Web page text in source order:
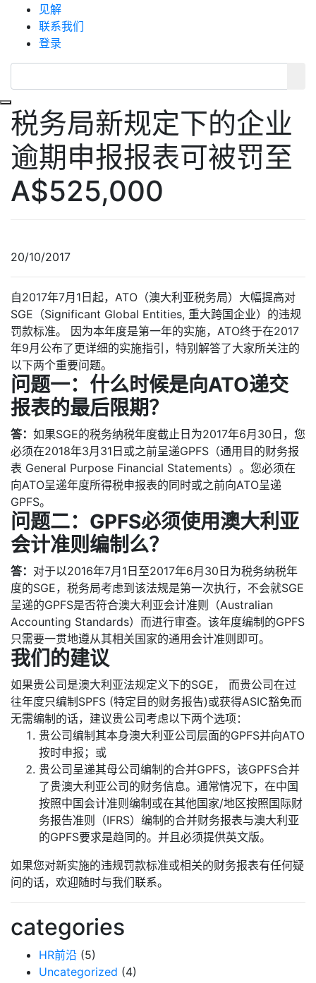
见解
联系我们
登录
Toggle navigation
税务局新规定下的企业
逾期申报报表可被罚至
A$525,000
20/10/2017
自2017年7月1日起，ATO（澳大利亚税务局）大幅提高对
SGE（Significant Global Entities, 重大跨国企业）的违规
罚款标准。 因为本年度是第一年的实施，ATO终于在2017
年9月公布了更详细的实施指引，特别解答了大家所关注的
以下两个重要问题。
问题一：什么时候是向ATO递交
报表的最后限期？
答： 如果SGE的税务纳税年度截止日为2017年6月30日，您
必须在2018年3月31日或之前呈递GPFS（通用目的财务报
表 General Purpose Financial Statements）。您必须在
向ATO呈递年度所得税申报表的同时或之前向ATO呈递
GPFS。
问题二： GPFS必须使用澳大利亚
会计准则编制么？
答： 对于以2016年7月1日至2017年6月30日为税务纳税年
度的SGE，税务局考虑到该法规是第一次执行，不会就SGE
呈递的GPFS是否符合澳大利亚会计准则（Australian
Accounting Standards）而进行审查。该年度编制的GPFS
只需要一贯地遵从其相关国家的通用会计准则即可。
我们的建议
如果贵公司是澳大利亚法规定义下的SGE， 而贵公司在过
往年度只编制SPFS (特定目的财务报告)或获得ASIC豁免而
无需编制的话，建议贵公司考虑以下两个选项：
贵公司编制其本身澳大利亚公司层面的GPFS并向ATO
按时申报；或
贵公司呈递其母公司编制的合并GPFS，该GPFS合并
了贵澳大利亚公司的财务信息。通常情况下，在中国
按照中国会计准则编制或在其他国家/地区按照国际财
务报告准则（IFRS）编制的合并财务报表与澳大利亚
的GPFS要求是趋同的。并且必须提供英文版。
如果您对新实施的违规罚款标准或相关的财务报表有任何疑
问的话，欢迎随时与我们联系。
categories
HR前沿 (5)
Uncategorized (4)